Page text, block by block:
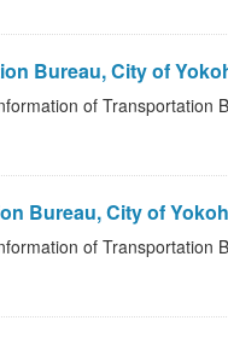
Bureau, City of
of Transportation
Bureau, City of
of Transportation